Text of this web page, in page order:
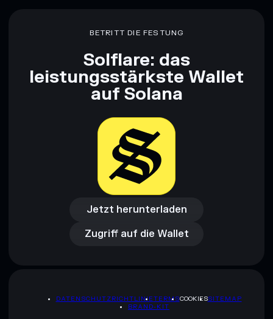
BETRITT DIE FESTUNG
Solflare: das
leistungsstärkste Wallet
auf Solana
Jetzt herunterladen
Jetzt herunterladen
Zugriff auf die Wallet
Zugriff auf die Wallet
DATENSCHUTZRICHTLINIETERMSCOOKIESSITEMAP
BRAND-KIT